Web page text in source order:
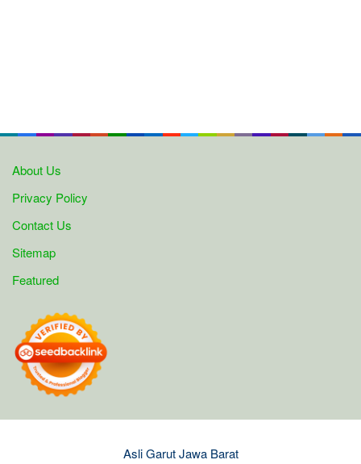
About Us
Privacy Policy
Contact Us
Sitemap
Featured
Asli Garut Jawa Barat